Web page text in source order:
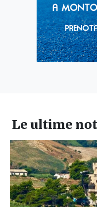
Le ultime